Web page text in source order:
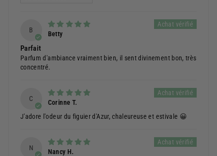
B
Betty
Parfait
Parfum d'ambiance vraiment bien, il sent divinement bon, très
concentré.
C
Corinne T.
J'adore l'odeur du figuier d'Azur, chaleureuse et estivale 😀
N
Nancy H.